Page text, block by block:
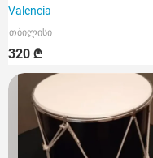
Valencia
თბილისი
320 ₾